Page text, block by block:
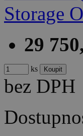
29
ks
bez DPH